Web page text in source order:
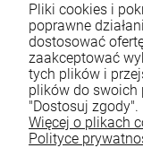
Pliki cookies i
poprawne
dostosować
zaakceptować
tych plików i
plików do swoich
"Dostosuj zgody".
Więcej o plikach
Polityce